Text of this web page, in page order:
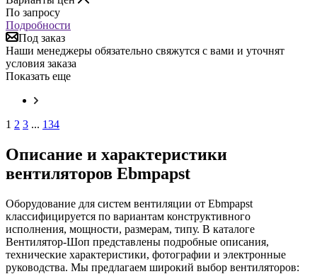
По запросу
Подробности
Под заказ
Наши менеджеры обязательно свяжутся с вами и уточнят
условия заказа
Показать еще
1 2 3 ... 134
Описание и характеристики
вентиляторов Ebmpapst
Оборудование для систем вентиляции от Ebmpapst
классифицируется по вариантам конструктивного
исполнения, мощности, размерам, типу. В каталоге
Вентилятор-Шоп представлены подробные описания,
технические характеристики, фотографии и электронные
руководства. Мы предлагаем широкий выбор вентиляторов: